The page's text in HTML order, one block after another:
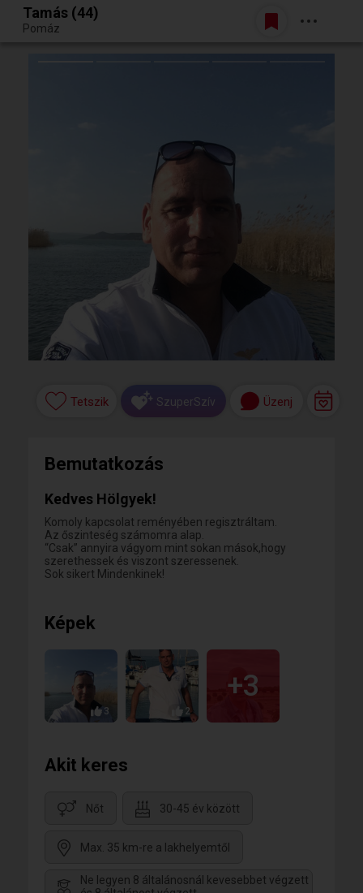
Egy jó randiból bármi lehet.
Belépés
Tamás (44)
Pomáz
Tetszik SzuperSzív Üzenj
Bemutatkozás
Kedves Hölgyek!
Komoly kapcsolat reményében regisztráltam.
Az őszinteség számomra alap.
“Csak” annyira vágyom mint sokan mások,hogy
szerethessek és viszont szeressenek.
Sok sikert Mindenkinek!
Képek
3 2
+3
Akit keres
Nőt 30-45 év között
Max. 35 km-re a lakhelyemtől
Ne legyen 8 általánosnál kevesebbet végzett